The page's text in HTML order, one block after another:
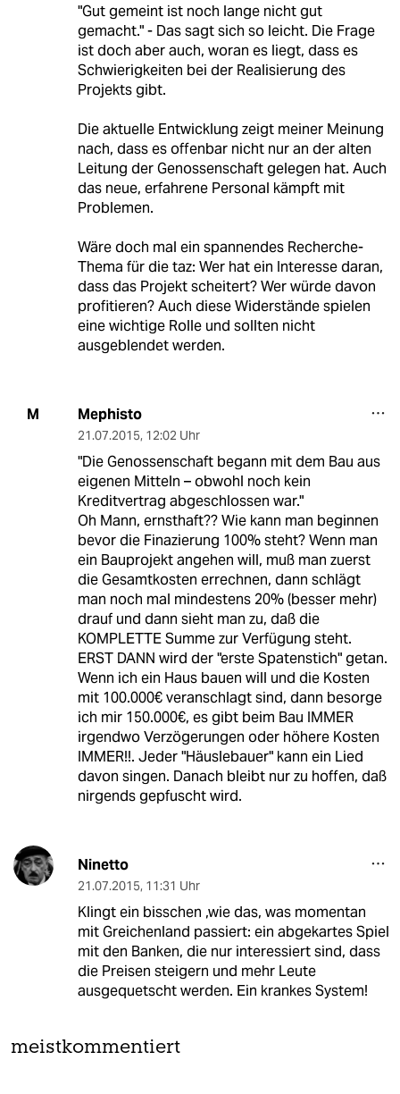
"Gut gemeint ist noch lange nicht gut
gemacht." - Das sagt sich so leicht. Die Frage
ist doch aber auch, woran es liegt, dass es
Schwierigkeiten bei der Realisierung des
Projekts gibt.
Die aktuelle Entwicklung zeigt meiner Meinung
nach, dass es offenbar nicht nur an der alten
Leitung der Genossenschaft gelegen hat. Auch
das neue, erfahrene Personal kämpft mit
Problemen.
Wäre doch mal ein spannendes Recherche-
Thema für die taz: Wer hat ein Interesse daran,
dass das Projekt scheitert? Wer würde davon
profitieren? Auch diese Widerstände spielen
eine wichtige Rolle und sollten nicht
ausgeblendet werden.
M Mephisto
21.07.2015, 12:02 Uhr
"Die Genossenschaft begann mit dem Bau aus
eigenen Mitteln – obwohl noch kein
Kreditvertrag abgeschlossen war."
Oh Mann, ernsthaft?? Wie kann man beginnen
bevor die Finazierung 100% steht? Wenn man
ein Bauprojekt angehen will, muß man zuerst
die Gesamtkosten errechnen, dann schlägt
man noch mal mindestens 20% (besser mehr)
drauf und dann sieht man zu, daß die
KOMPLETTE Summe zur Verfügung steht.
ERST DANN wird der "erste Spatenstich" getan.
Wenn ich ein Haus bauen will und die Kosten
mit 100.000€ veranschlagt sind, dann besorge
ich mir 150.000€, es gibt beim Bau IMMER
irgendwo Verzögerungen oder höhere Kosten
IMMER!!. Jeder "Häuslebauer" kann ein Lied
davon singen. Danach bleibt nur zu hoffen, daß
nirgends gepfuscht wird.
Ninetto
21.07.2015, 11:31 Uhr
Klingt ein bisschen ,wie das, was momentan
mit Greichenland passiert: ein abgekartes Spiel
mit den Banken, die nur interessiert sind, dass
die Preisen steigern und mehr Leute
ausgequetscht werden. Ein krankes System!
meistkommentiert